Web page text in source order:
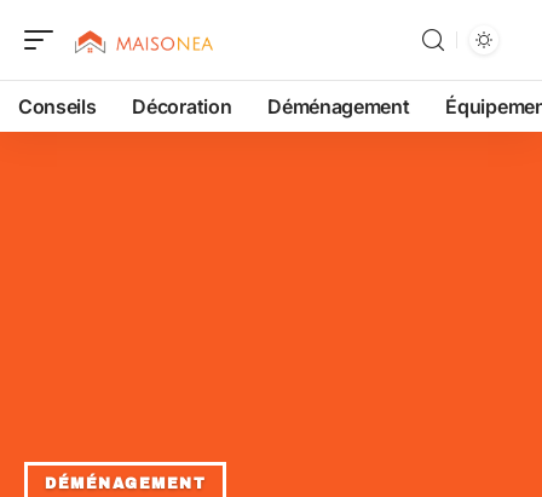
Conseils Décoration Déménagement
DÉMÉNAGEMENT